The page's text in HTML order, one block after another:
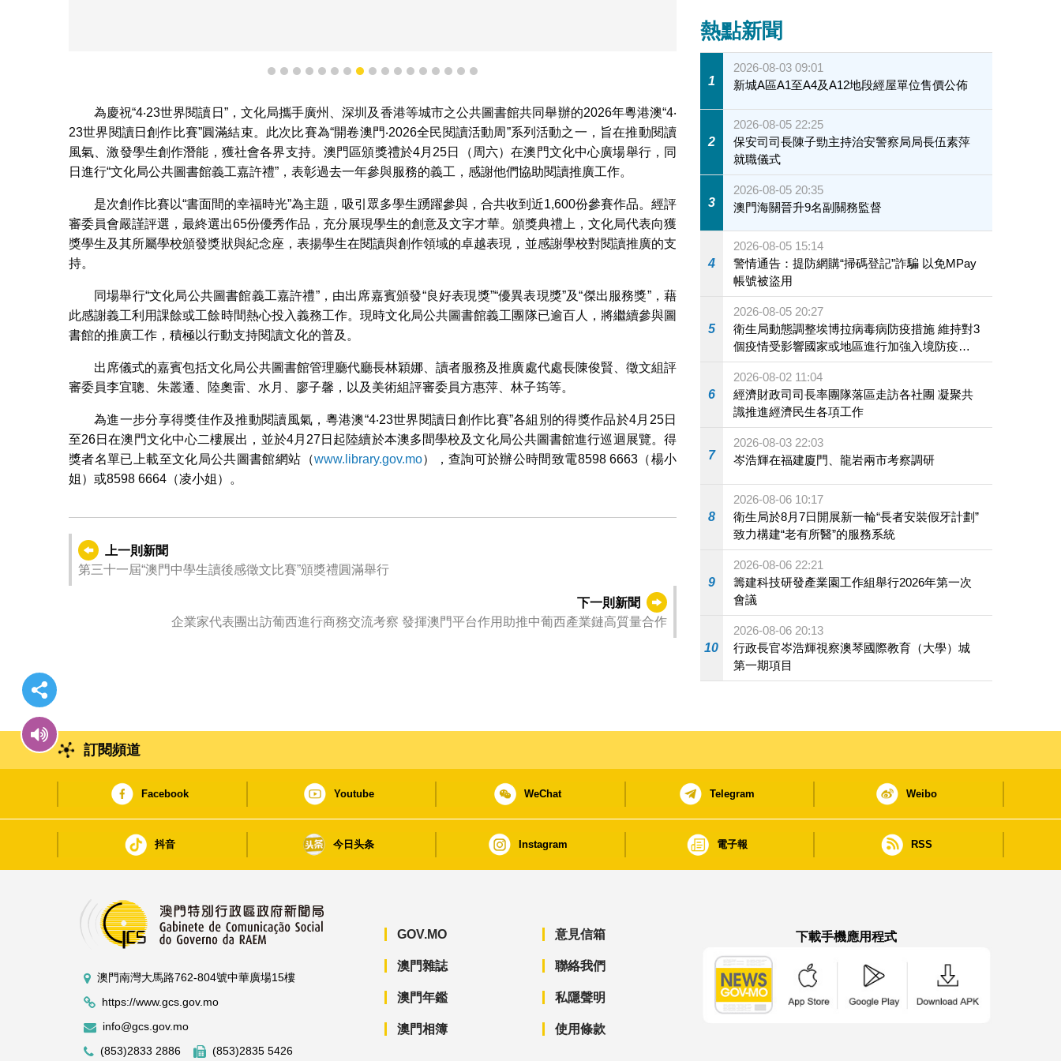
美術組評審委員林子筠頒發中小組冠軍、亞軍、季軍
1 2 3 4 5 6 7 8 9 1011121314151617
為慶祝“4‧23世界閱讀日”，文化局攜手廣州、深圳及香港等城市之公共圖書館共同舉辦的2026年粵港澳“4‧
23世界閱讀日創作比賽”圓滿結束。此次比賽為“開卷澳門‧2026全民閱讀活動周”系列活動之一，旨在推動閱讀
風氣、激發學生創作潛能，獲社會各界支持。澳門區頒獎禮於4月25日（周六）在澳門文化中心廣場舉行，同
日進行“文化局公共圖書館義工嘉許禮”，表彰過去一年參與服務的義工，感謝他們協助閱讀推廣工作。
是次創作比賽以“書面間的幸福時光”為主題，吸引眾多學生踴躍參與，合共收到近1,600份參賽作品。經評
審委員會嚴謹評選，最終選出65份優秀作品，充分展現學生的創意及文字才華。頒獎典禮上，文化局代表向獲
獎學生及其所屬學校頒發獎狀與紀念座，表揚學生在閱讀與創作領域的卓越表現，並感謝學校對閱讀推廣的支
持。
同場舉行“文化局公共圖書館義工嘉許禮”，由出席嘉賓頒發“良好表現獎”“優異表現獎”及“傑出服務獎”，藉
此感謝義工利用課餘或工餘時間熱心投入義務工作。現時文化局公共圖書館義工團隊已逾百人，將繼續參與圖
書館的推廣工作，積極以行動支持閱讀文化的普及。
出席儀式的嘉賓包括文化局公共圖書館管理廳代廳長林穎娜、讀者服務及推廣處代處長陳俊賢、徵文組評
審委員李宜聰、朱叢遷、陸奧雷、水月、廖子馨，以及美術組評審委員方惠萍、林子筠等。
為進一步分享得獎佳作及推動閱讀風氣，粵港澳“4‧23世界閱讀日創作比賽”各組別的得獎作品於4月25日
至26日在澳門文化中心二樓展出，並於4月27日起陸續於本澳多間學校及文化局公共圖書館進行巡迴展覽。得
獎者名單已上載至文化局公共圖書館網站（www.library.gov.mo），查詢可於辦公時間致電8598 6663（楊小
姐）或8598 6664（凌小姐）。
上一則新聞
第三十一屆“澳門中學生讀後感徵文比賽”頒獎禮圓滿舉行
下一則新聞
企業家代表團出訪葡西進行商務交流考察 發揮澳門平台作用助推中葡西產業鏈高質量合作
熱點新聞
1
2026-08-03 09:01
新城A區A1至A4及A12地段經屋單位售價公佈
2
2026-08-05 22:25
保安司司長陳子勁主持治安警察局局長伍素萍
就職儀式
3
2026-08-05 20:35
澳門海關晉升9名副關務監督
4
2026-08-05 15:14
警情通告：提防網購“掃碼登記”詐騙 以免MPay
帳號被盜用
5
2026-08-05 20:27
衛生局動態調整埃博拉病毒病防疫措施 維持對3
個疫情受影響國家或地區進行加強入境防疫措
施
6
2026-08-02 11:04
經濟財政司司長率團隊落區走訪各社團 凝聚共
識推進經濟民生各項工作
7
2026-08-03 22:03
岑浩輝在福建廈門、龍岩兩市考察調研
8
2026-08-06 10:17
衛生局於8月7日開展新一輪“長者安裝假牙計劃”
致力構建“老有所醫”的服務系統
9
2026-08-06 22:21
籌建科技研發產業園工作組舉行2026年第一次
會議
10
2026-08-06 20:13
行政長官岑浩輝視察澳琴國際教育（大學）城
第一期項目
訂閱頻道
Facebook Youtube WeChat Telegram Weibo
抖音 今日头条 Instagram 電子報 RSS
澳門南灣大馬路762-804號中華廣場15樓
https://www.gcs.gov.mo
info@gcs.gov.mo
(853)2833 2886
(853)2835 5426
GOV.MO
澳門雜誌
澳門年鑑
澳門相簿
意見信箱
聯絡我們
私隱聲明
使用條款
下載手機應用程式